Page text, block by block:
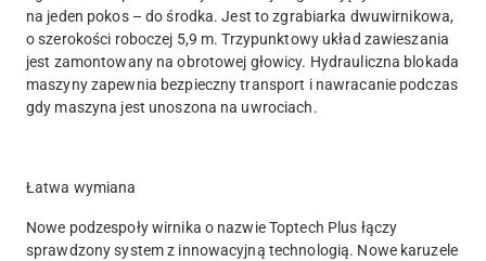
na jeden pokos – do środka. Jest to zgrabiarka dwuwirnikowa,
o szerokości roboczej 5,9 m. Trzypunktowy układ zawieszania
jest zamontowany na obrotowej głowicy. Hydrauliczna blokada
maszyny zapewnia bezpieczny transport i nawracanie podczas
gdy maszyna jest unoszona na uwrociach.
Łatwa wymiana
Nowe podzespoły wirnika o nazwie Toptech Plus łączy
sprawdzony system z innowacyjną technologią. Nowe karuzele